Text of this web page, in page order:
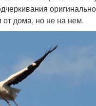
от дома, но не на нем.